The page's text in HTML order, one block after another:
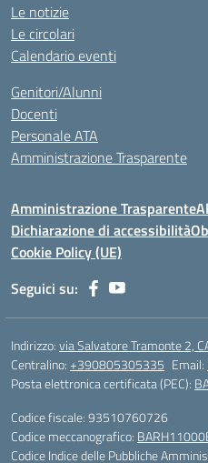
Le notizie
Le circolari
Calendario eventi
Genitori/Alunni
Docenti
Personale ATA
Amministrazione Trasparente
Amministrazione Trasparente
Dichiarazione di accessibilità
Cookie Policy (UE)
Seguici su:
Indirizzo:via Salvatore Tramonte 2,
Centralino:+390805305335 Email:
Posta elettronica certificata (PEC):
Codice fiscale: 93510760726
Codice meccanografico:
Codice Indice delle Pubbliche